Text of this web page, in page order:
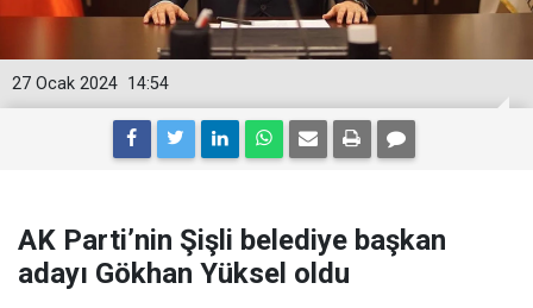
14:54
27 Ocak 2024
AK Parti’nin Şişli belediye başkan
adayı Gökhan Yüksel oldu